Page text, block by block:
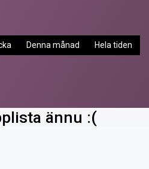
Denna månad Hela tiden
ännu :(